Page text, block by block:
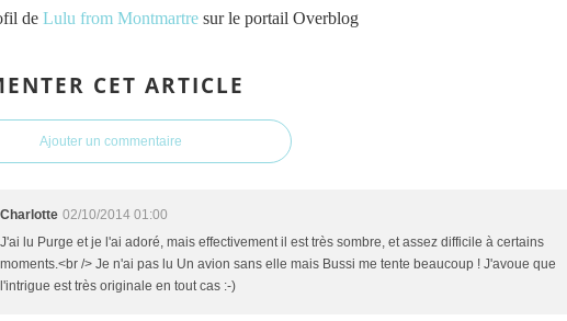
de Lulu from Montmartre sur le portail Overblog
CET ARTICLE
Ajouter un commentaire
Charlotte 02/10/2014 01:00
J'ai lu Purge et je l'ai adoré, mais effectivement il est très sombre, et assez difficile à certains
moments.<br /> Je n'ai pas lu Un avion sans elle mais Bussi me tente beaucoup ! J'avoue que
l'intrigue est très originale en tout cas :-)